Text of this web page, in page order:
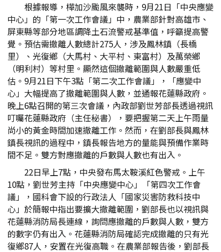
根據報導，樺加沙颱風來襲時，9月21日「中央應變
中心」的「第一次工作會議」中，農業部針對高雄市、
屏東縣等部分地區調降土石流警戒基準值，呼籲提高警
覺。預估需撤離人數總計275人，涉及鳳林鎮（長橋
里）、光復鄉（大馬村、大平村、東富村）及萬榮鄉
（明利村）等村里。顯然這個撤離範圍與人數嚴重低
估。9月21日下午3點「第二次工作會議」，「應變中
心」大幅提高了撤離範圍與人數，並通報花蓮縣政府。
晚上6點召開的第三次會議，內政部劉世芳部長透過視訊
叮囑花蓮縣政府（主任秘書），要把握第二天上午雨量
尚小的黃金時間加速撤離工作。然而，在劉部長與鳳林
鎮長視訊的過程中，鎮長報告地方的量能與預備作業時
間不足。雙方對應撤離的戶數與人數也有出入。
22日早上7點，中央發布馬太鞍溪紅色警戒。上午
10點，劉世芳主持「中央應變中心」「第四次工作會
議」，國科會下設的行政法人「國家災害防救科技中
心」於簡報中指出要擴大撤離範圍，劉部長也以視訊與
花蓮縣消防局長連線，詢問應撤離的戶數與人數，雙方
的數字仍有出入。花蓮縣消防局確認完成撤離的只有光
復鄉87人，安置在光復高職。在農業部報告後，劉部長